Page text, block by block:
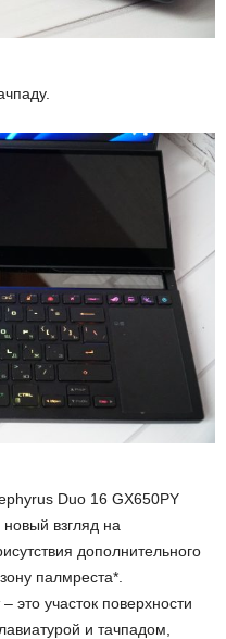
Duo 16 GX650PY
взгляд на
дополнительного
палмреста*.
это участок поверхности
и тачпадом,